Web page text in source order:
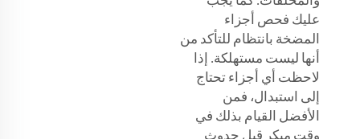
عليك فحص أجزاء
المضخة بانتظام للتأكد من
أنها ليست مستهلكة. إذا
لاحظت أي أجزاء تحتاج
إلى استبدال، فمن
الأفضل القيام بذلك في
وقت مبكر قبل حدوث